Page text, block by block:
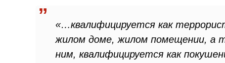
«…квалифицируется как
жилом доме, жилом помещении, а
ним, квалифицируется как